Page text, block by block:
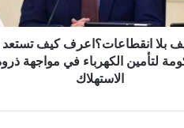
بلا انقطاعات؟اعرف كيف تستعد
لتأمين الكهرباء في مواجهة
الاستهلاك